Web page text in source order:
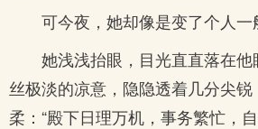
可今夜，她却像是变了个人一
她浅浅抬眼，目光直直落在
丝极淡的凉意，隐隐透着几分尖
柔：“殿下日理万机，事务繁忙，